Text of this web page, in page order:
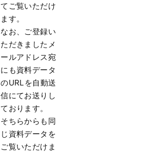
てご覧いただけ
ます。
なお、 ご登録い
ただきましたメ
ールアドレス宛
にも資料データ
のURLを自動送
信にてお送りし
ております。
そちらからも同
じ資料データを
ご覧いただけま